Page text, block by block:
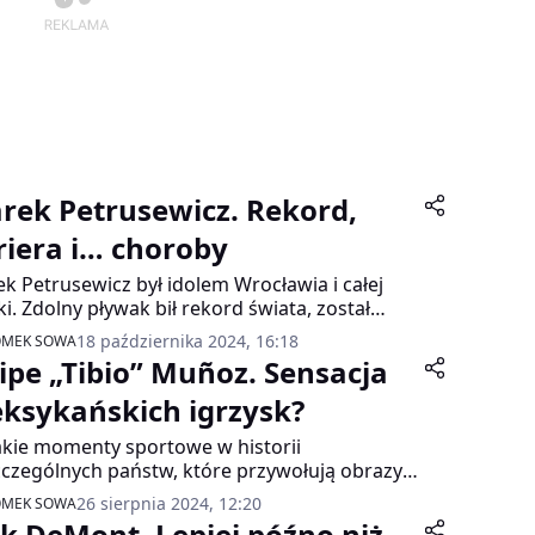
Petrusewicz. Rekord,
i… choroby
Petrusewicz był idolem Wrocławia i całej
Zdolny pływak bił rekord świata, został
Europy, a potem przyszły kłopoty…
SOWA18 października 2024, 16:18
„Tibio” Muñoz. Sensacja
igrzysk?
momenty sportowe w historii
państw, które przywołują obrazy
radości. Obrazy zbiorowej dumy, która na
grzebie wszelkie podziały. W 1968 roku
SOWA26 sierpnia 2024, 12:20